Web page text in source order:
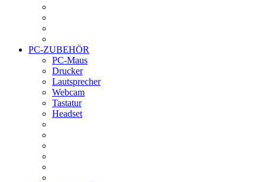
PC-ZUBEHÖR
PC-Maus
Drucker
Lautsprecher
Webcam
Tastatur
Headset